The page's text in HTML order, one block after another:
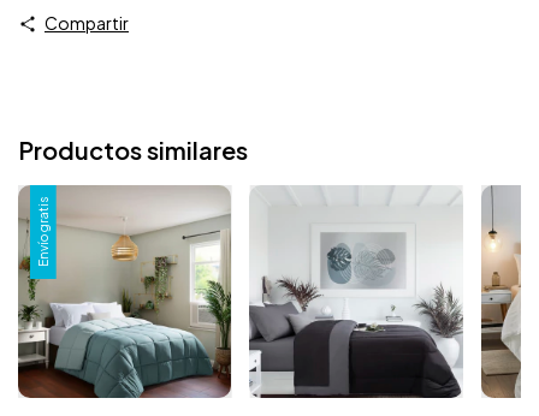
Compartir
Productos similares
Envío gratis